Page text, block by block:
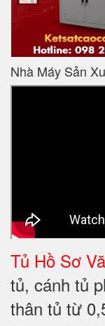
Nhà Máy Sản
Tủ Hồ Sơ
tủ, cánh tủ
thân tủ từ